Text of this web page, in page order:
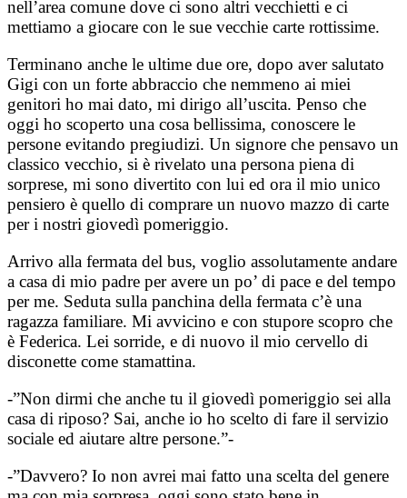
nell’area comune dove ci sono altri vecchietti e ci
mettiamo a giocare con le sue vecchie carte rottissime.
Terminano anche le ultime due ore, dopo aver salutato
Gigi con un forte abbraccio che nemmeno ai miei
genitori ho mai dato, mi dirigo all’uscita. Penso che
oggi ho scoperto una cosa bellissima, conoscere le
persone evitando pregiudizi. Un signore che pensavo un
classico vecchio, si è rivelato una persona piena di
sorprese, mi sono divertito con lui ed ora il mio unico
pensiero è quello di comprare un nuovo mazzo di carte
per i nostri giovedì pomeriggio.
Arrivo alla fermata del bus, voglio assolutamente andare
a casa di mio padre per avere un po’ di pace e del tempo
per me. Seduta sulla panchina della fermata c’è una
ragazza familiare. Mi avvicino e con stupore scopro che
è Federica. Lei sorride, e di nuovo il mio cervello di
disconette come stamattina.
-”Non dirmi che anche tu il giovedì pomeriggio sei alla
casa di riposo? Sai, anche io ho scelto di fare il servizio
sociale ed aiutare altre persone.”-
-”Davvero? Io non avrei mai fatto una scelta del genere